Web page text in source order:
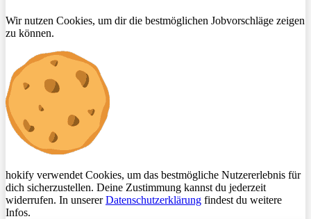
Wir nutzen Cookies, um dir die bestmöglichen Jobvorschläge zeigen
zu können.
hokify verwendet Cookies, um das bestmögliche Nutzererlebnis für
dich sicherzustellen. Deine Zustimmung kannst du jederzeit
widerrufen. In unsererDatenschutzerklärung findest du weitere
Infos.